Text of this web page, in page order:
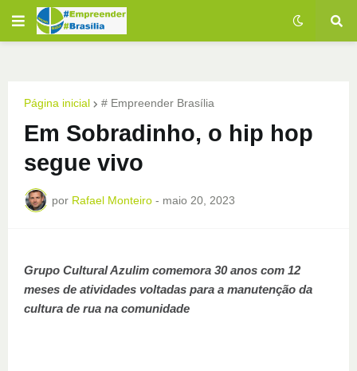
Página inicial # Empreender Brasília
Em Sobradinho, o hip hop
segue vivo
por Rafael Monteiro - maio 20, 2023
Grupo Cultural Azulim comemora 30 anos com 12
meses de atividades voltadas para a manutenção da
cultura de rua na comunidade